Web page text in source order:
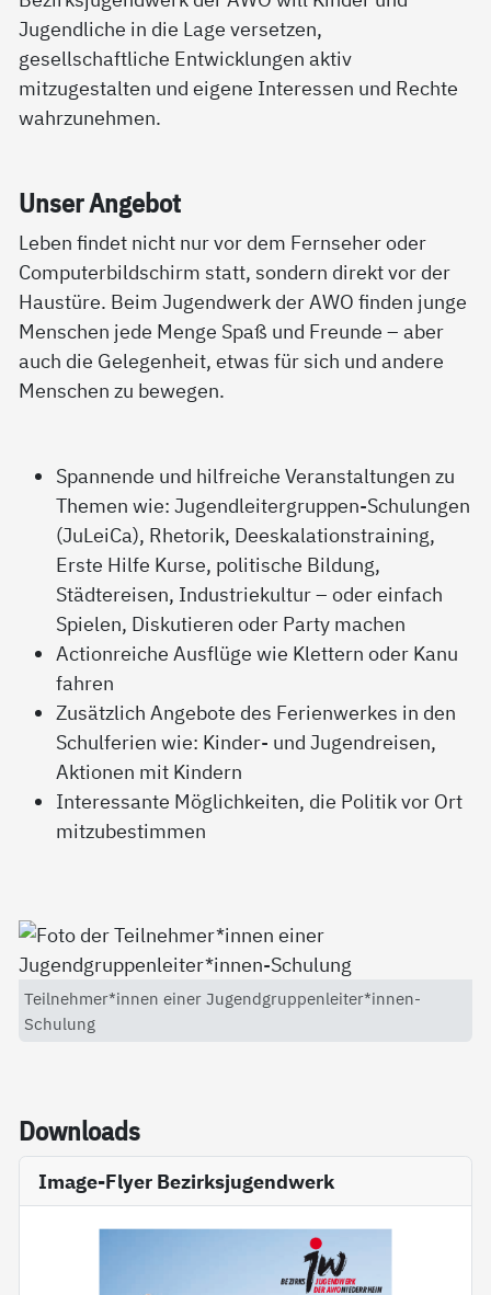
Jugendliche in die Lage versetzen,
gesellschaftliche Entwicklungen aktiv
mitzugestalten und eigene Interessen und Rechte
wahrzunehmen.
Un­ser An­ge­bot
Leben findet nicht nur vor dem Fernseher oder
Computerbildschirm statt, sondern direkt vor der
Haustüre. Beim Jugendwerk der AWO finden junge
Menschen jede Menge Spaß und Freunde – aber
auch die Gelegenheit, etwas für sich und andere
Menschen zu bewegen.
Spannende und hilfreiche Veranstaltungen zu
Themen wie: Jugendleitergruppen-Schulungen
(JuLeiCa), Rhetorik, Deeskalationstraining,
Erste Hilfe Kurse, politische Bildung,
Städtereisen, Industriekultur – oder einfach
Spielen, Diskutieren oder Party machen
Actionreiche Ausflüge wie Klettern oder Kanu
fahren
Zusätzlich Angebote des Ferienwerkes in den
Schulferien wie: Kinder- und Jugendreisen,
Aktionen mit Kindern
Interessante Möglichkeiten, die Politik vor Ort
mitzubestimmen
Teilnehmer*innen einer Jugendgruppenleiter*innen-
Schulung
Down­loads
Image-Flyer Bezirksjugendwerk